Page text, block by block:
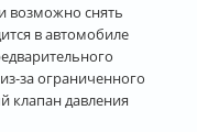
возможно снять
в автомобиле
за ограниченного
клапан давления